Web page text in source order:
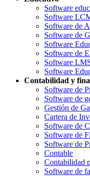
Software
Software
Software de
Software de
Software
Software de
Software
Software
Contabilidad y
Software de
Software de
Gestión de
Cartera de
Software de
Software de
Software de
Contable
Contabilidad
Software de